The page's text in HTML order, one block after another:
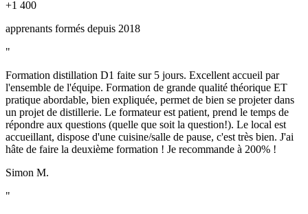
+1 400
apprenants formés depuis 2018
"
Formation distillation D1 faite sur 5 jours. Excellent accueil par
l'ensemble de l'équipe. Formation de grande qualité théorique ET
pratique abordable, bien expliquée, permet de bien se projeter dans
un projet de distillerie. Le formateur est patient, prend le temps de
répondre aux questions (quelle que soit la question!). Le local est
accueillant, dispose d'une cuisine/salle de pause, c'est très bien. J'ai
hâte de faire la deuxième formation ! Je recommande à 200% !
Simon M.
"